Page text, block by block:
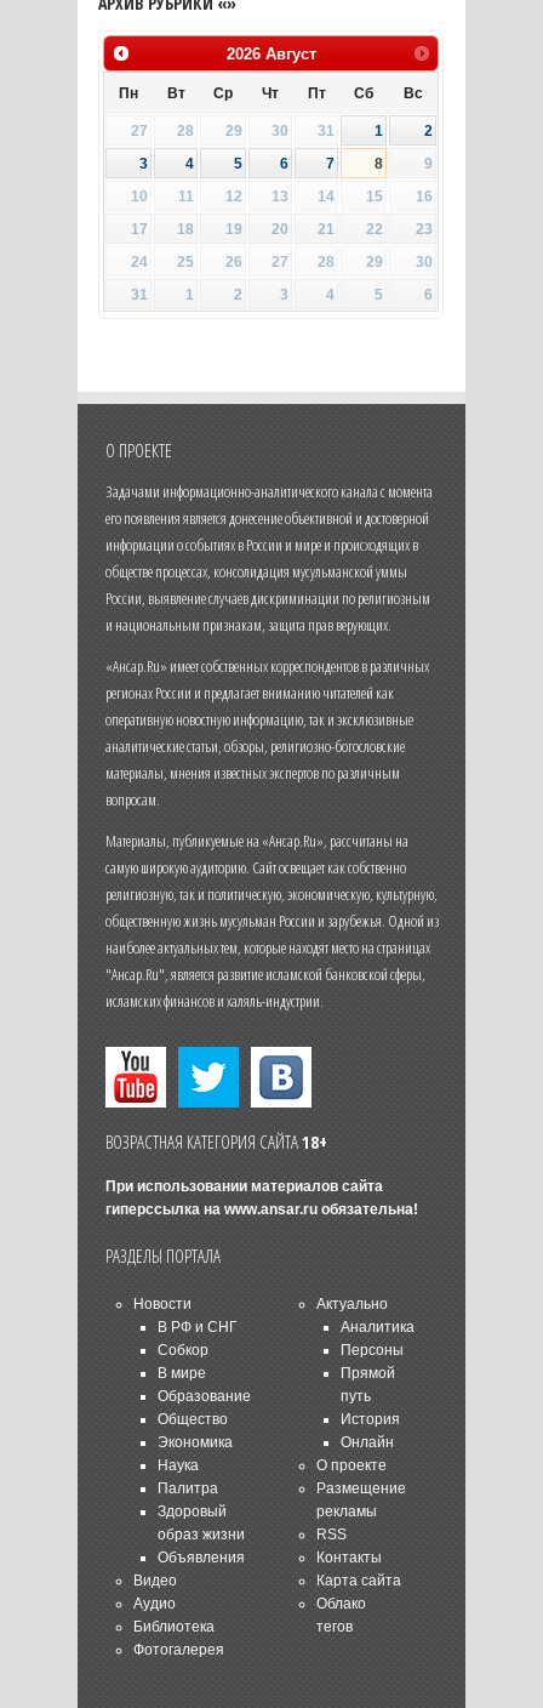
2026 Август
Пн Вт Ср Чт Пт Сб Вс
27 28 29 30 31 1
2
3
4 5 6 7 8
9
10
11 12 13 14 15
16
17
18 19 20 21 22
23
24
25 26 27 28 29
30
31
1 2 3 4 5 6
О ПРОЕКТЕ
Задачами информационно-аналитического канала с момента
его появления является донесение объективной и достоверной
информации о событиях в России и мире и происходящих в
обществе процессах, консолидация мусульманской уммы
России, выявление случаев дискриминации по религиозным
и национальным признакам, защита прав верующих.
«Ансар.Ru» имеет собственных корреспондентов в различных
регионах России и предлагает вниманию читателей как
оперативную новостную информацию, так и эксклюзивные
аналитические статьи, обзоры, религиозно-богословские
материалы, мнения известных экспертов по различным
вопросам.
Материалы, публикуемые на «Ансар.Ru», рассчитаны на
самую широкую аудиторию. Сайт освещает как собственно
религиозную, так и политическую, экономическую, культурную,
общественную жизнь мусульман России и зарубежья. Одной из
наиболее актуальных тем, которые находят место на страницах
"Ансар.Ru", является развитие исламской банковской сферы,
исламских финансов и халяль-индустрии.
ВОЗРАСТНАЯ КАТЕГОРИЯ САЙТА18+
При использовании материалов сайта
гиперссылка на www.ansar.ruобязательна!
РАЗДЕЛЫ ПОРТАЛА
Новости
В РФ и СНГ
Собкор
В мире
Образование
Общество
Экономика
Наука
Палитра
Здоровый
образ жизни
Объявления
Видео
Аудио
Библиотека
Фотогалерея
Актуально
Аналитика
Персоны
Прямой
путь
История
Онлайн
О проекте
Размещение
рекламы
RSS
Контакты
Карта сайта
Облако
тегов